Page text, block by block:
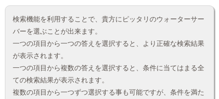
検索機能を利用することで、貴方にピッタリのウォーターサー
バーを選ぶことが出来ます。
一つの項目から一つの答えを選択すると、より正確な検索結果
が表示されます。
一つの項目から複数の答えを選択すると、条件に当てはまる全
ての検索結果が表示されます。
複数の項目から一つずつ選択する事も可能ですが、条件を満た